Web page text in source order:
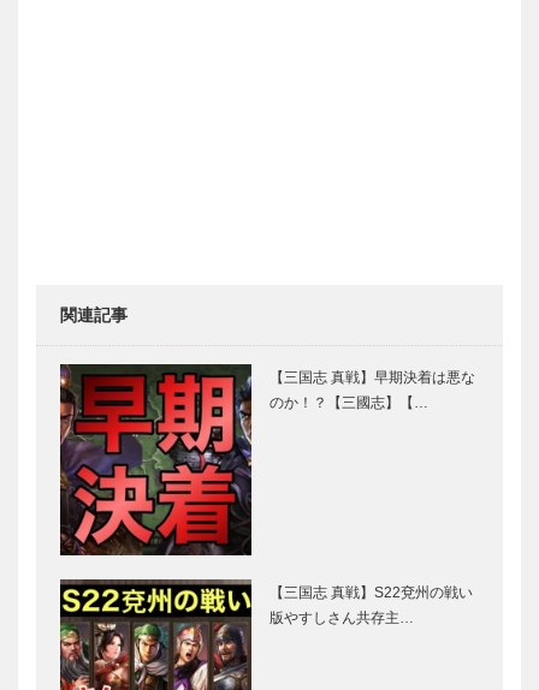
関連記事
【三国志 真戦】早期決着は悪な
のか！？【三國志】【…
【三国志 真戦】S22兗州の戦い
版やすしさん共存主…